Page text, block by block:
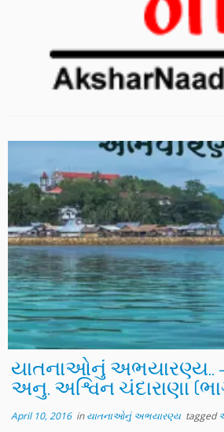
યાતનાઓનું અભયારણ્ય.. –
અનુ. અશ્વિન ચંદારાણા
April 10, 2016inયાતનાઓનું અભયારણ્ય tagged